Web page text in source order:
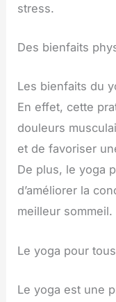
stress.
Des bienfaits
Les bienfaits du
En effet, cette
douleurs
et de favoriser
De plus, le yoga
d’améliorer la
meilleur sommeil.
Le yoga pour tous
Le yoga est une